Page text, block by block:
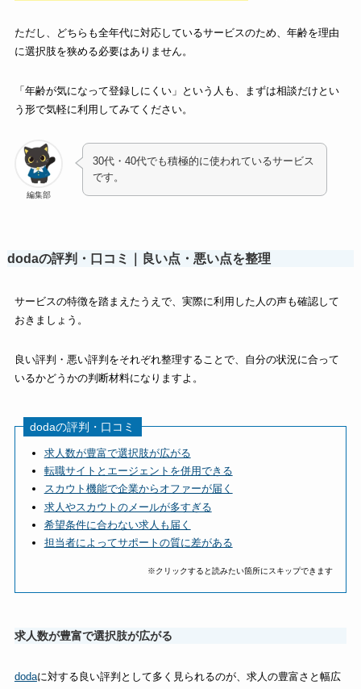
ただし、どちらも全年代に対応しているサービスのため、年齢を理由
に選択肢を狭める必要はありません。
「年齢が気になって登録しにくい」という人も、まずは相談だけとい
う形で気軽に利用してみてください。
編集部
30代・40代でも積極的に使われているサービス
です。
dodaの評判・口コミ｜良い点・悪い点を整理
サービスの特徴を踏まえたうえで、実際に利用した人の声も確認して
おきましょう。
良い評判・悪い評判をそれぞれ整理することで、自分の状況に合って
いるかどうかの判断材料になりますよ。
dodaの評判・口コミ
求人数が豊富で選択肢が広がる
転職サイトとエージェントを併用できる
スカウト機能で企業からオファーが届く
求人やスカウトのメールが多すぎる
希望条件に合わない求人も届く
担当者によってサポートの質に差がある
※クリックすると読みたい箇所にスキップできます
求人数が豊富で選択肢が広がる
dodaに対する良い評判として多く見られるのが、求人の豊富さと幅広